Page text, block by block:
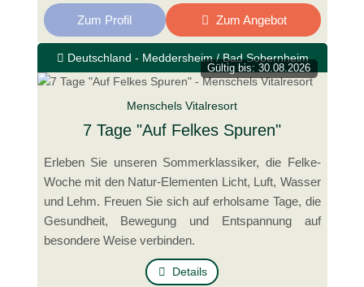
Zum Profil Zum Angebot
Deutschland - Meddersheim / Bad Sobernheim
Gültig bis: 30.08.2026
Menschels Vitalresort
7 Tage "Auf Felkes Spuren"
Erleben Sie unseren Sommerklassiker, die Felke-
Woche mit den Natur-Elementen Licht, Luft, Wasser
und Lehm. Freuen Sie sich auf erholsame Tage, die
Gesundheit, Bewegung und Entspannung auf
besondere Weise verbinden.
Details